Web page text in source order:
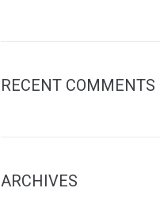
RECENT COMMENTS
ARCHIVES